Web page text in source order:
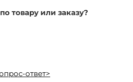
товару или заказу?
ответ>